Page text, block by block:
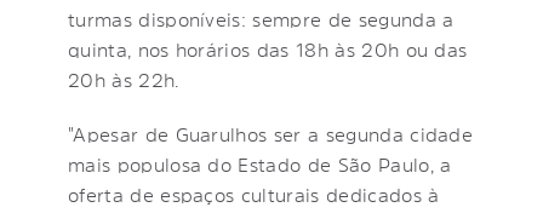
turmas disponíveis: sempre de segunda a
quinta, nos horários das 18h às 20h ou das
20h às 22h.
"Apesar de Guarulhos ser a segunda cidade
mais populosa do Estado de São Paulo, a
oferta de espaços culturais dedicados à